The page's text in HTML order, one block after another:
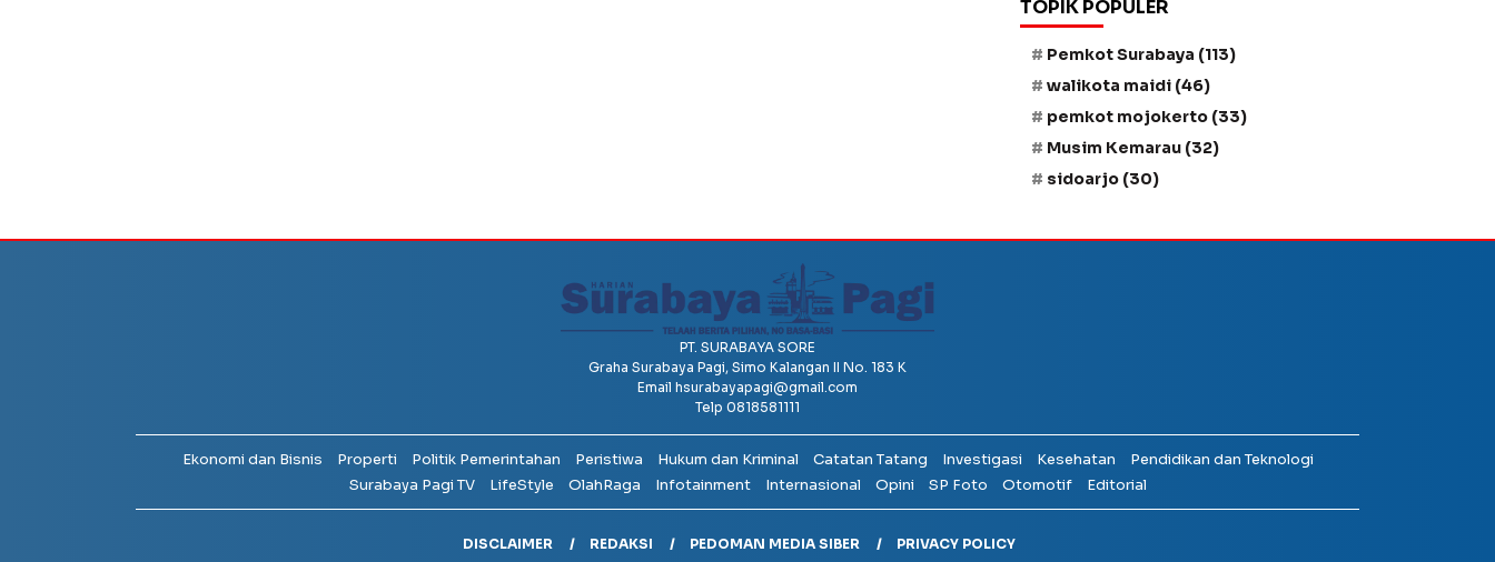
TOPIK POPULER
Pemkot Surabaya (113)
walikota maidi (46)
pemkot mojokerto (33)
Musim Kemarau (32)
sidoarjo (30)
PT. SURABAYA SORE
Graha Surabaya Pagi, Simo Kalangan II No. 183 K
Email hsurabayapagi@gmail.com
Telp 0818581111
Ekonomi dan Bisnis Properti Politik Pemerintahan Peristiwa Hukum dan Kriminal Catatan Tatang Investigasi Kesehatan
Pendidikan dan Teknologi
Surabaya Pagi TV
LifeStyle OlahRaga Infotainment Internasional Opini SP Foto Otomotif Editorial
DISCLAIMER REDAKSI PEDOMAN MEDIA SIBER PRIVACY POLICY